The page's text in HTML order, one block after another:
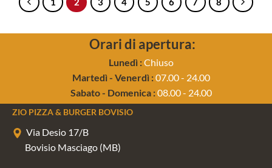
Orari di apertura:
Lunedì :Chiuso
Martedì - Venerdì :07.00 - 24.00
Sabato - Domenica :08.00 - 24.00
ZIO PIZZA & BURGER BOVISIO
Via Desio 17/B
Bovisio Masciago (MB)